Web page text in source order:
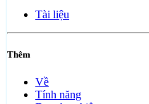
Tài liệu
Thêm
Về
Tính năng